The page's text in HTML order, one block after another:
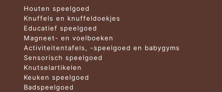
Houten speelgoed
Knuffels en knuffeldoekjes
Educatief speelgoed
Magneet- en voelboeken
Activiteitentafels, -speelgoed en babygyms
Sensorisch speelgoed
Knutselartikelen
Keuken speelgoed
Badspeelgoed